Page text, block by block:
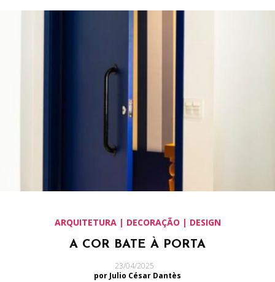
ARQUITETURA | DECORAÇÃO | DESIGN
A COR BATE À PORTA
23/04/2025
por Julio César Dantès